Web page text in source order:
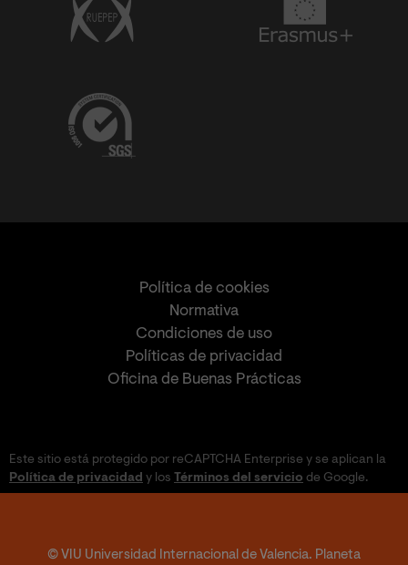
Política de cookies
Normativa
Condiciones de uso
Políticas de privacidad
Oficina de Buenas Prácticas
Este sitio está protegido por reCAPTCHA Enterprise y se aplican la
Política de privacidad y los Términos del servicio de Google.
© VIU Universidad Internacional de Valencia. Planeta